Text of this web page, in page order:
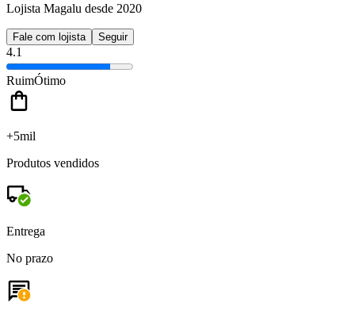
Lojista Magalu desde 2020
Fale com lojista Seguir
4.1
RuimÓtimo
+5mil
Produtos vendidos
Entrega
No prazo